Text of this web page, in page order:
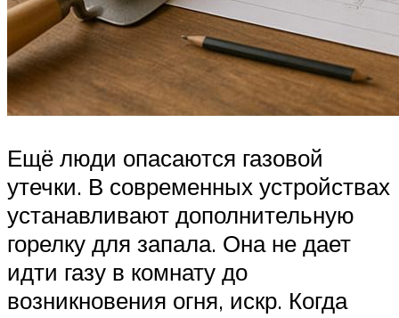
Ещё люди опасаются газовой
утечки. В современных устройствах
устанавливают дополнительную
горелку для запала. Она не дает
идти газу в комнату до
возникновения огня, искр. Когда